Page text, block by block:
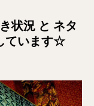
状況 と ネタ
ています☆